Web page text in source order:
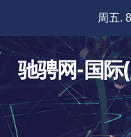
内
周五.
驰骋网-国际